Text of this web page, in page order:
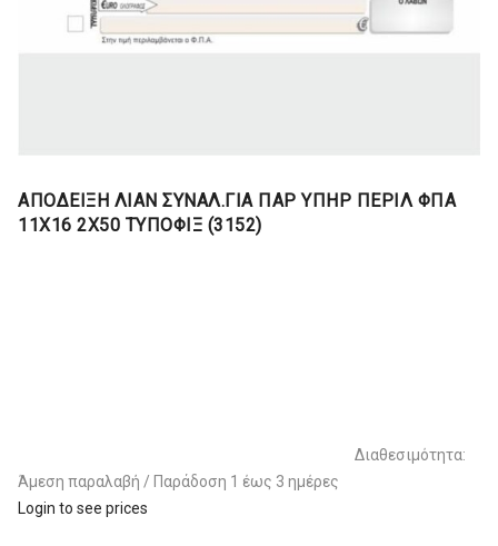
ΑΠΟΔΕΙΞΗ ΛΙΑΝ ΣΥΝΑΛ.ΓΙΑ ΠΑΡ ΥΠΗΡ ΠΕΡΙΛ ΦΠΑ
11Χ16 2Χ50 ΤΥΠΟΦΙΞ (3152)
Διαθεσιμότητα:
Άμεση παραλαβή / Παράδoση 1 έως 3 ημέρες
Login to see prices